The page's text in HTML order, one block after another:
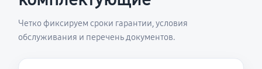
Четко фиксируем сроки гарантии, условия
обслуживания и перечень документов.